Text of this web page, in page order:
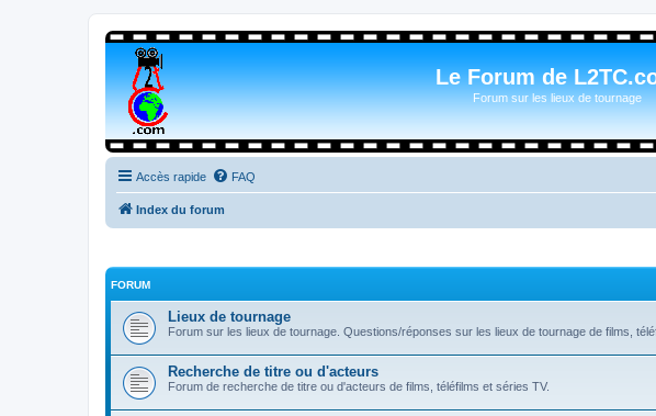
Le Forum de
Forum sur les lieux de tournage
Accès rapide FAQ
Index du forum
FORUM
Lieux de tournage
Forum sur les lieux de tournage. Questions/réponses sur les lieux de tournage de films,
Recherche de titre ou d'acteurs
Forum de recherche de titre ou d'acteurs de films, téléfilms et séries TV.